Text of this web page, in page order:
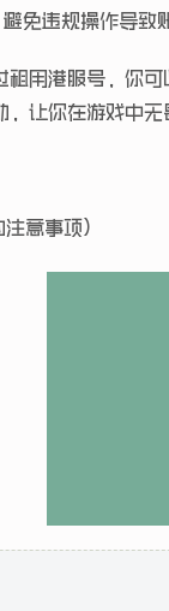
免违规操作导致
用港服号，你
让你在游戏中无
注意事项)